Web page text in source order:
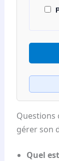
Questions
gérer son
Quel